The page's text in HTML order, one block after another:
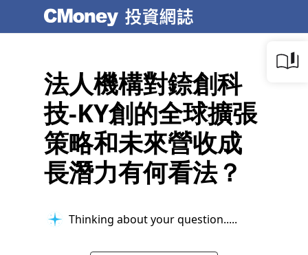
法人機構對錼創科
技-KY創的全球擴張
策略和未來營收成
長潛力有何看法？
Thinking about your question...